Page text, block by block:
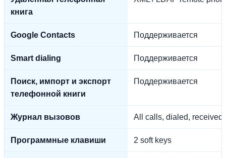
книга
Google Contacts Поддерживается
Smart dialing Поддерживается
Поиск, импорт и экспорт
телефонной книги
Поддерживается
Журнал вызовов All calls, dialed,
Программные клавиши 2 soft keys